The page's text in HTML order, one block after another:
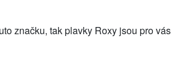
značku, tak plavky Roxy jsou pro vás